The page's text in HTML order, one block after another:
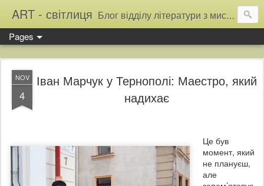
ART - світлиця Блог відділу літератури з мистецтва Тернопільської обласної універсальної наукової бібліотеки
Pages
NOV
4
Іван Марчук у Тернополі: Маестро, який
надихає
Це був
момент, який
не плануєш,
але